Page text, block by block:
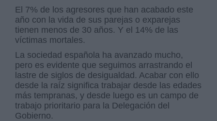
El 7% de los agresores que han acabado este
año con la vida de sus parejas o exparejas
tienen menos de 30 años. Y el 14% de las
víctimas mortales.
La sociedad española ha avanzado mucho,
pero es evidente que seguimos arrastrando el
lastre de siglos de desigualdad. Acabar con ello
desde la raíz significa trabajar desde las edades
más tempranas, y desde luego es un campo de
trabajo prioritario para la Delegación del
Gobierno.